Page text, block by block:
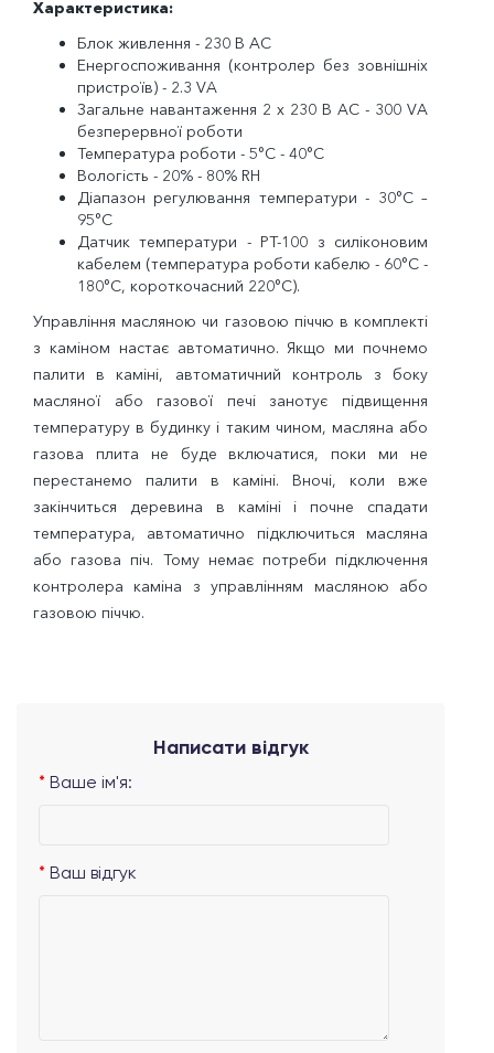
Характеристика:
Блок живлення - 230 В АС
Енергоспоживання (контролер без зовнішніх
пристроїв) - 2.3 VA
Загальне навантаження 2 х 230 В АС - 300 VА
безперервної роботи
Температура роботи - 5°C - 40°C
Вологість - 20% - 80% RH
Діапазон регулювання температури - 30°C –
95°C
Датчик температури - PT-100 з силіконовим
кабелем (температура роботи кабелю - 60°C -
180°C, короткочасний 220°C).
Управління масляною чи газовою піччю в комплекті
з каміном настає автоматично. Якщо ми почнемо
палити в каміні, автоматичний контроль з боку
масляної або газової печі занотує підвищення
температуру в будинку і таким чином, масляна або
газова плита не буде включатися, поки ми не
перестанемо палити в каміні. Вночі, коли вже
закінчиться деревина в каміні і почне спадати
температура, автоматично підключиться масляна
або газова піч. Тому немає потреби підключення
контролера каміна з управлінням масляною або
газовою піччю.
Написати відгук
Ваше ім'я:
Ваш відгук